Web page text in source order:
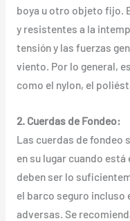
boya u otro objeto fijo.
y resistentes a la
tensión y las fuerzas
viento. Por lo general,
como el nylon, el
2. Cuerdas de Fondeo:
Las cuerdas de fondeo
en su lugar cuando
deben ser lo
el barco seguro
adversas. Se